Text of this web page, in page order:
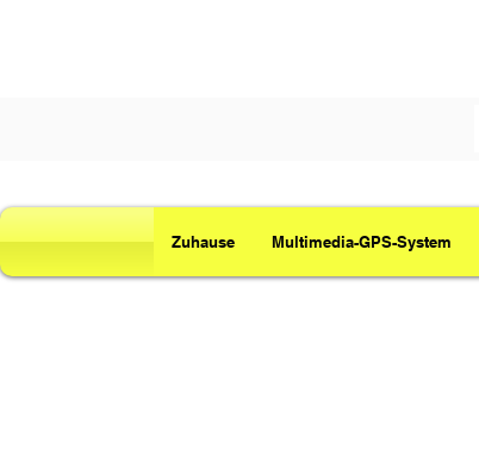
Zuhause Multimedia-GPS-System